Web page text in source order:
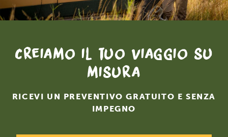
Creiamo il tuo viaggio su
misura
RICEVI UN PREVENTIVO GRATUITO E SENZA
IMPEGNO